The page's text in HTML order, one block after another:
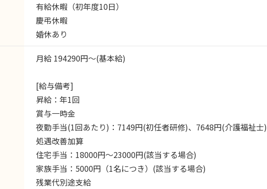
有給休暇（初年度10日）
慶弔休暇
婚休あり
月給 194290円～(基本給)
[給与備考]
昇給：年1回
賞与一時金
夜勤手当(1回あたり)：7149円(初任者研修)、7648円(介護福祉士)
処遇改善加算
住宅手当：18000円～23000円(該当する場合)
家族手当：5000円（1名につき）(該当する場合)
残業代別途支給